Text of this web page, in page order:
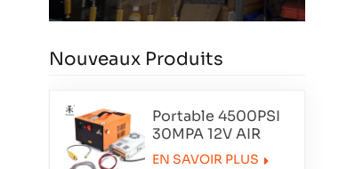
Nouveaux Produits
Portable 4500PSI
30MPA 12V AIR
COMPRESSEUR
EN SAVOIR PLUS